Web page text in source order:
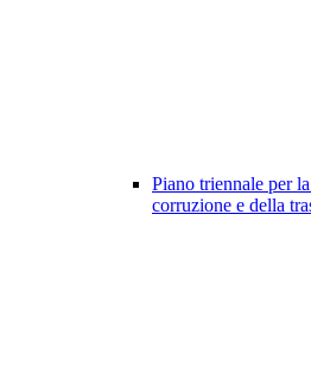
Piano triennale per
corruzione e della